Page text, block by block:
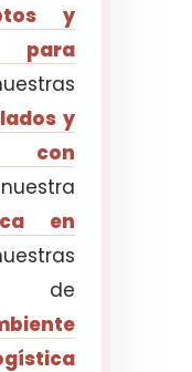
y
para
y
con
en
de